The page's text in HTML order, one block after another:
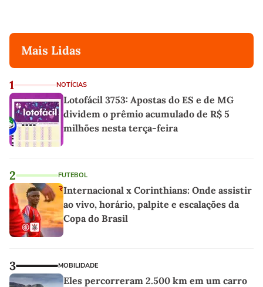
Mais Lidas
1 NOTÍCIAS
Lotofácil 3753: Apostas do ES e de MG
dividem o prêmio acumulado de R$ 5
milhões nesta terça-feira
2 FUTEBOL
Internacional x Corinthians: Onde assistir
ao vivo, horário, palpite e escalações da
Copa do Brasil
3 MOBILIDADE
Eles percorreram 2.500 km em um carro